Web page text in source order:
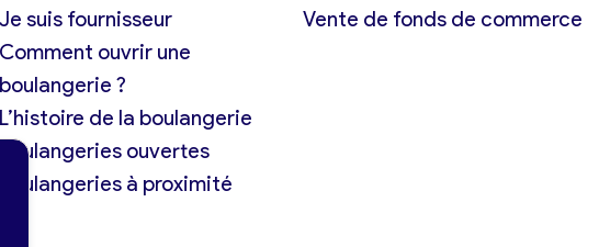
Je suis fournisseur
Comment ouvrir une
boulangerie ?
L’histoire de la boulangerie
Boulangeries ouvertes
Boulangeries à proximité
Vente de fonds de commerce